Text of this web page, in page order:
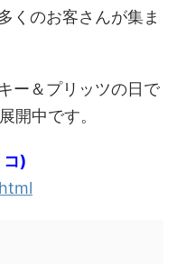
くのお客さんが集ま
ー＆プリッツの日で
開中です。
コ)